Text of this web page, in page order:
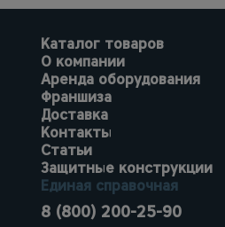
Каталог товаров
О компании
Аренда оборудования
Франшиза
Доставка
Контакты
Статьи
Защитные конструкции
Единая справочная
8 (800) 200-25-90